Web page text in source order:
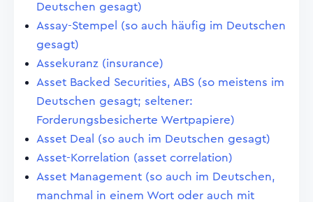
Deutschen gesagt)
Assay-Stempel (so auch häufig im Deutschen
gesagt)
Assekuranz (insurance)
Asset Backed Securities, ABS (so meistens im
Deutschen gesagt; seltener:
Forderungsbesicherte Wertpapiere)
Asset Deal (so auch im Deutschen gesagt)
Asset-Korrelation (asset correlation)
Asset Management (so auch im Deutschen,
manchmal in einem Wort oder auch mit